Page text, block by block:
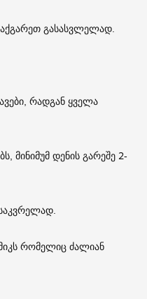
გასასვლელად.
რადგან ყველა
მინიმუმ დენის გარეშე 2-
რომელიც ძალიან